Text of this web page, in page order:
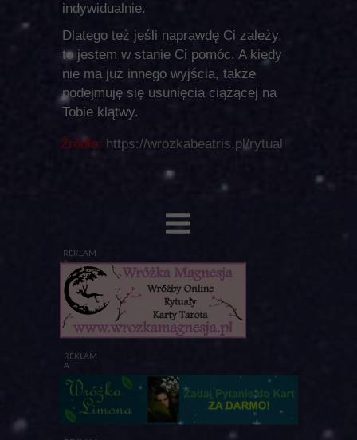
REKLAM
A
REKLAM
A
Źródło: https://wrozkabeatris.pl/rytual
indywidualnie.
Dlatego też jeśli naprawdę Ci zależy,
to jestem w stanie Ci pomóc. A kiedy
nie ma już innego wyjścia, także
podejmuję się usunięcia ciążącej na
Tobie klątwy.